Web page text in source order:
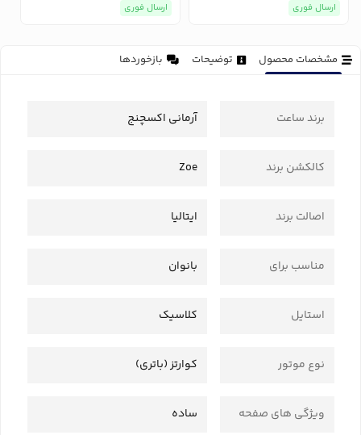
ارسال فوری ارسال فوری
مشخصات محصول توضیحات بازخوردها
برند ساعت آرمانی اکسچنج
کالکشن برند Zoe
اصالت برند ایتالیا
مناسب برای بانوان
استایل کلاسیک
نوع موتور کوارتز (باتری)
ویژگی های صفحه ساده